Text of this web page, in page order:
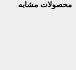
محصولات مشابه